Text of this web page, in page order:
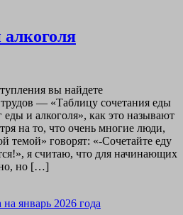
вы найдете
— «Таблицу сочетания еды
и алкоголя», как это называют
на то, что очень многие люди,
темой» говорят: «-Сочетайте еду
я считаю, что для начинающих
но […]